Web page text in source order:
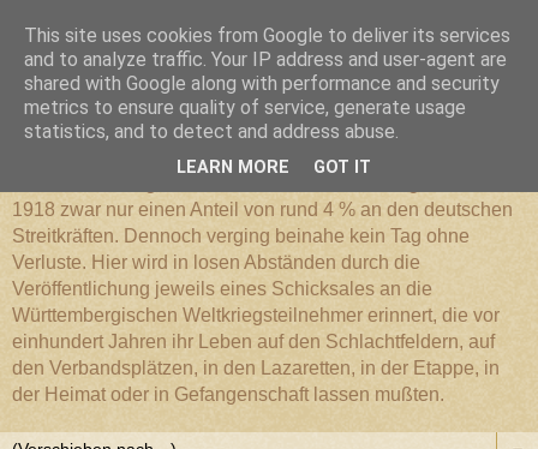
Württembergischer
Weltkriegs-Blog
1918 zwar nur einen Anteil von rund 4 % an den deutschen
Streitkräften. Dennoch verging beinahe kein Tag ohne
Verluste. Hier wird in losen Abständen durch die
Veröffentlichung jeweils eines Schicksales an die
Württembergischen Weltkriegsteilnehmer erinnert, die vor
einhundert Jahren ihr Leben auf den Schlachtfeldern, auf
den Verbandsplätzen, in den Lazaretten, in der Etappe, in
der Heimat oder in Gefangenschaft lassen mußten.
This site uses cookies from Google to deliver its services
and to analyze traffic. Your IP address and user-agent are
shared with Google along with performance and security
metrics to ensure quality of service, generate usage
statistics, and to detect and address abuse.
LEARN MORE GOT IT